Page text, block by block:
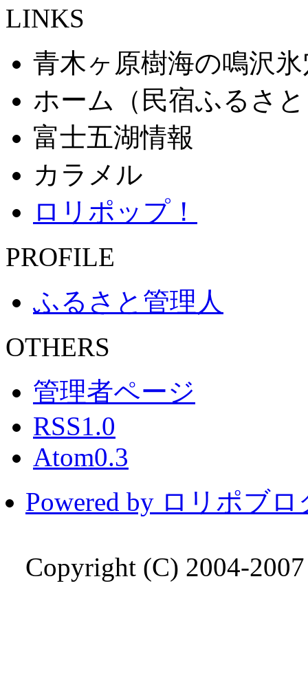
LINKS
青木ヶ原樹海の鳴沢
ホーム（民宿ふるさ
富士五湖情報
カラメル
ロリポップ！
PROFILE
ふるさと管理人
OTHERS
管理者ページ
RSS1.0
Atom0.3
Powered by ロリポブロ
Copyright (C) 2004-